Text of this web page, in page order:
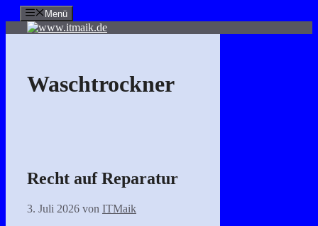
Zum
Inhalt
springen
Menü
Waschtrockner
Recht auf Reparatur
3. Juli 2026 von ITMaik